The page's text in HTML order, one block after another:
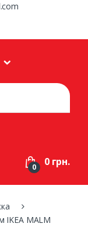
0 0 грн.
IKEA MALM